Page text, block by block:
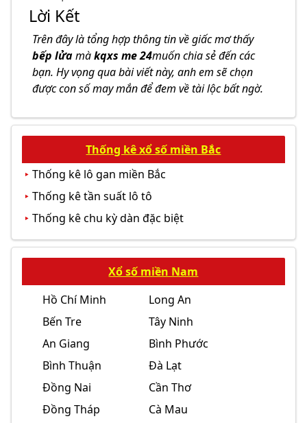
Lời Kết
Trên đây là tổng hợp thông tin về giấc mơ thấy
bếp lửamàkqxs me 24muốn chia sẻ đến các
bạn. Hy vọng qua bài viết này, anh em sẽ chọn
được con số may mắn để đem về tài lộc bất ngờ.
Thống kê xổ số miền Bắc
Thống kê lô gan miền Bắc
Thống kê tần suất lô tô
Thống kê chu kỳ dàn đặc biệt
Xổ số miền Nam
Hồ Chí Minh
Long An
Bến Tre
Tây Ninh
An Giang
Bình Phước
Bình Thuận
Đà Lạt
Đồng Nai
Cần Thơ
Đồng Tháp
Cà Mau